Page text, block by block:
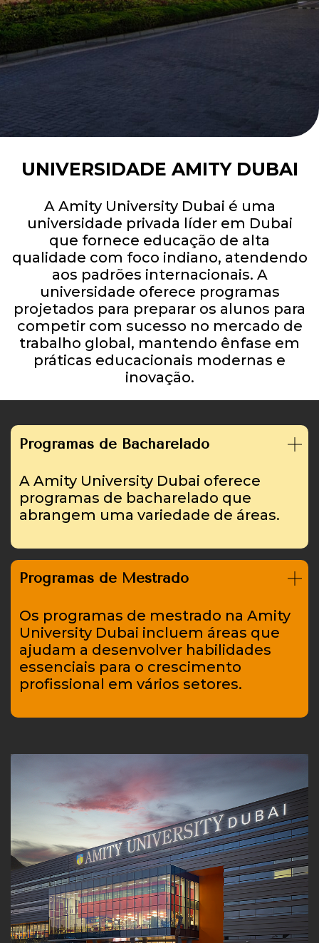
UNIVERSIDADE AMITY DUBAI
A Amity University Dubai é uma
universidade privada líder em Dubai
que fornece educação de alta
qualidade com foco indiano, atendendo
aos padrões internacionais. A
universidade oferece programas
projetados para preparar os alunos para
competir com sucesso no mercado de
trabalho global, mantendo ênfase em
práticas educacionais modernas e
inovação.
Programas de Bacharelado
A Amity University Dubai oferece
programas de bacharelado que
abrangem uma variedade de áreas.
Programas de Mestrado
Os programas de mestrado na Amity
University Dubai incluem áreas que
ajudam a desenvolver habilidades
essenciais para o crescimento
profissional em vários setores.